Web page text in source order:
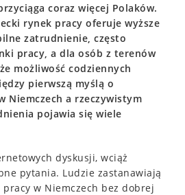
coraz więcej Polaków.
rynek pracy oferuje wyższe
zatrudnienie, często
pracy, a dla osób z terenów
możliwość codziennych
pierwszą myślą o
Niemczech a rzeczywistym
pojawia się wiele
dyskusji, wciąż
pytania. Ludzie zastanawiają
pracy w Niemczech bez dobrej